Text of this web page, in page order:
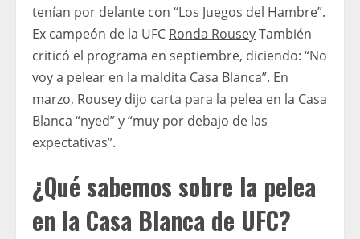
tenían por delante con “Los Juegos del Hambre”.
Ex campeón de la UFC Ronda RouseyTambién
criticó el programa en septiembre, diciendo: “No
voy a pelear en la maldita Casa Blanca”. En
marzo, Rousey dijo carta para la pelea en la Casa
Blanca “nyed” y “muy por debajo de las
expectativas”.
¿Qué sabemos sobre la pelea
en la Casa Blanca de UFC?